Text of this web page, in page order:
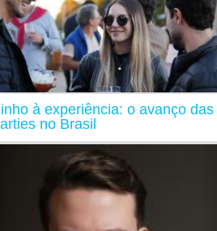
à experiência: o avanço das
no Brasil